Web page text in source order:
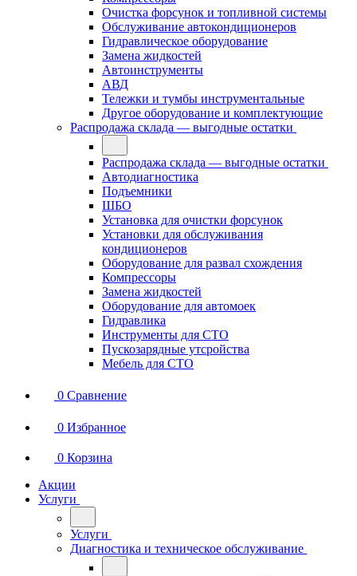
Очистка форсунок и топливной системы
Обслуживание автокондиционеров
Гидравлическое оборудование
Замена жидкостей
Автоинструменты
АВД
Тележки и тумбы инструментальные
Другое оборудование и комплектующие
Распродажа склада — выгодные остатки
Распродажа склада — выгодные остатки
Автодиагностика
Подъемники
ШБО
Установка для очистки форсунок
Установки для обслуживания
кондиционеров
Оборудование для развал схождения
Компрессоры
Замена жидкостей
Оборудование для автомоек
Гидравлика
Инструменты для СТО
Пускозарядные утсройства
Мебель для СТО
0 Сравнение
0 Избранное
0 Корзина
Акции
Услуги
Услуги
Диагностика и техническое обслуживание